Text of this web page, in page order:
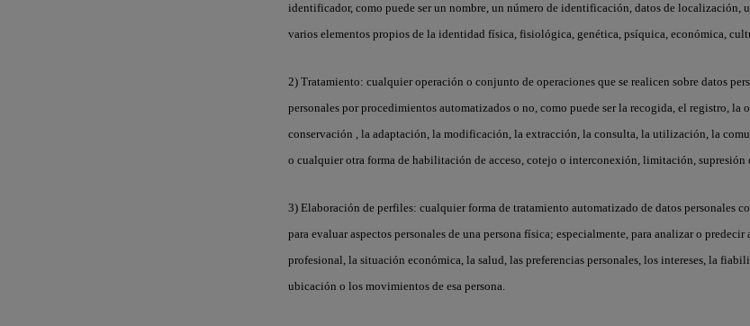
identificador, como puede ser un nombre, un número de identificación, datos de localización,
varios elementos propios de la identidad física, fisiológica, genética, psíquica, económica,
2) Tratamiento: cualquier operación o conjunto de operaciones que se realicen sobre datos
personales por procedimientos automatizados o no, como puede ser la recogida, el registro, la
conservación , la adaptación, la modificación, la extracción, la consulta, la utilización, la
o cualquier otra forma de habilitación de acceso, cotejo o interconexión, limitación, supresión
3) Elaboración de perfiles: cualquier forma de tratamiento automatizado de datos personales
para evaluar aspectos personales de una persona física; especialmente, para analizar o
profesional, la situación económica, la salud, las preferencias personales, los intereses, la
ubicación o los movimientos de esa persona.